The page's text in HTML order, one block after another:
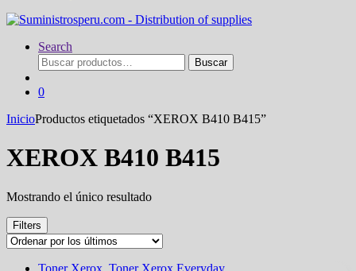
Search
Buscar
por:
Buscar
0
InicioProductos etiquetados “XEROX B410 B415”
XEROX B410 B415
Mostrando el único resultado
Filters
Toner Xerox Toner Xerox Everyday